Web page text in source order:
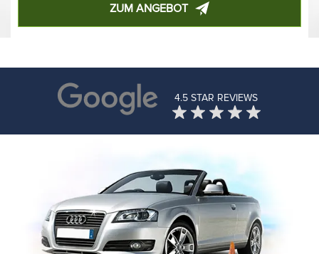
ZUM ANGEBOT
4.5 STAR REVIEWS